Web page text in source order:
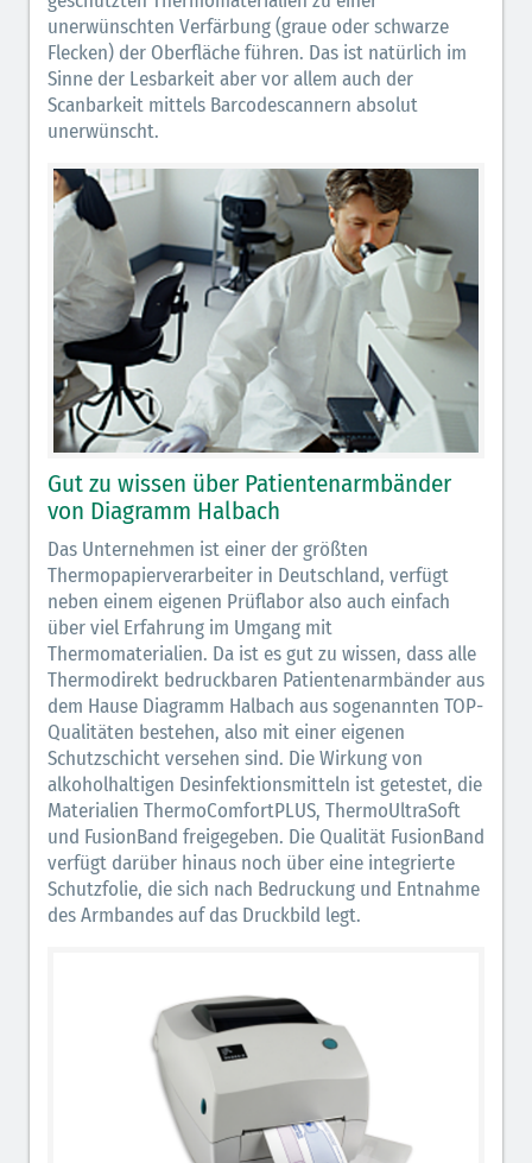
unerwünschten Verfärbung (graue oder schwarze
Flecken) der Oberfläche führen. Das ist natürlich im
Sinne der Lesbarkeit aber vor allem auch der
Scanbarkeit mittels Barcodescannern absolut
unerwünscht.
Gut zu wissen über Patientenarmbänder
von Diagramm Halbach
Das Unternehmen ist einer der größten
Thermopapierverarbeiter in Deutschland, verfügt
neben einem eigenen Prüflabor also auch einfach
über viel Erfahrung im Umgang mit
Thermomaterialien. Da ist es gut zu wissen, dass alle
Thermodirekt bedruckbaren Patientenarmbänder aus
dem Hause Diagramm Halbach aus sogenannten TOP-
Qualitäten bestehen, also mit einer eigenen
Schutzschicht versehen sind. Die Wirkung von
alkoholhaltigen Desinfektionsmitteln ist getestet, die
Materialien ThermoComfortPLUS, ThermoUltraSoft
und FusionBand freigegeben. Die Qualität FusionBand
verfügt darüber hinaus noch über eine integrierte
Schutzfolie, die sich nach Bedruckung und Entnahme
des Armbandes auf das Druckbild legt.